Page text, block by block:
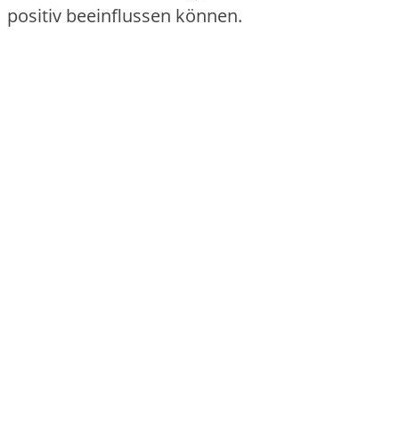
positiv beeinflussen können.